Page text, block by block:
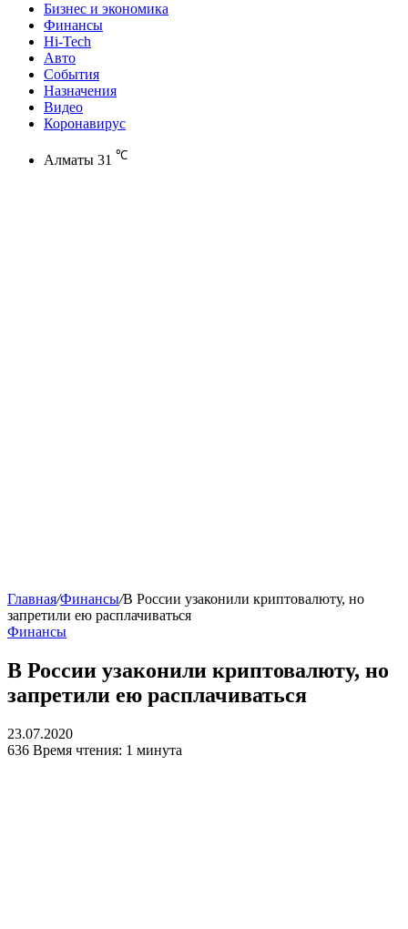
Бизнес и экономика
Финансы
Hi-Tech
Авто
События
Назначения
Видео
Коронавирус
Алматы 31 ℃
Главная/Финансы/В России узаконили криптовалюту, но
запретили ею расплачиваться
Финансы
В России узаконили криптовалюту, но
запретили ею расплачиваться
23.07.2020
636 Время чтения: 1 минута